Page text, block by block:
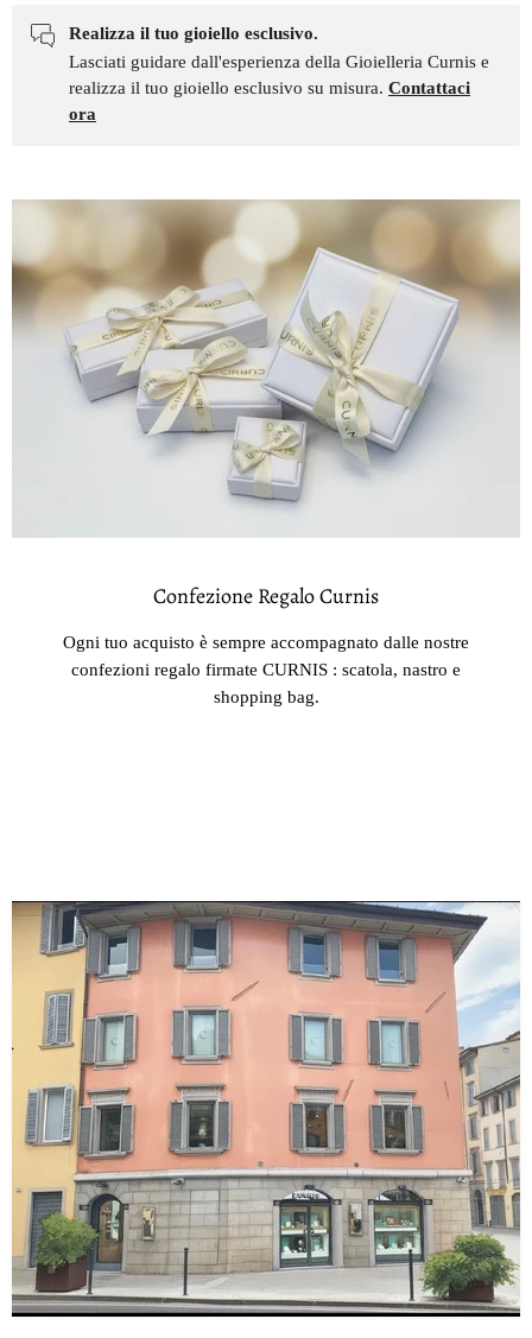
Realizza il tuo gioiello esclusivo.
Lasciati guidare dall'esperienza della Gioielleria Curnis e
realizza il tuo gioiello esclusivo su misura. Contattaci
ora
Confezione Regalo Curnis
Ogni tuo acquisto è sempre accompagnato dalle nostre
confezioni regalo firmate CURNIS : scatola, nastro e
shopping bag.